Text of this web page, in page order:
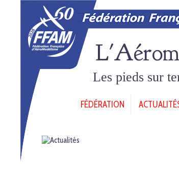
Les pieds sur
FÉDÉRATION